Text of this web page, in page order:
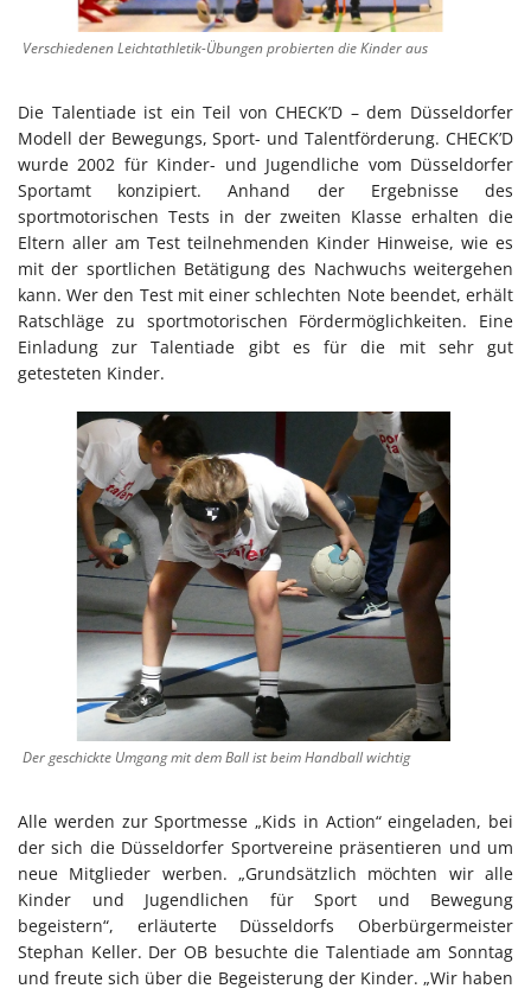
Verschiedenen Leichtathletik-Übungen probierten die Kinder aus
Die Talentiade ist ein Teil von CHECK’D – dem Düsseldorfer
Modell der Bewegungs, Sport- und Talentförderung. CHECK’D
wurde 2002 für Kinder- und Jugendliche vom Düsseldorfer
Sportamt konzipiert. Anhand der Ergebnisse des
sportmotorischen Tests in der zweiten Klasse erhalten die
Eltern aller am Test teilnehmenden Kinder Hinweise, wie es
mit der sportlichen Betätigung des Nachwuchs weitergehen
kann. Wer den Test mit einer schlechten Note beendet, erhält
Ratschläge zu sportmotorischen Fördermöglichkeiten. Eine
Einladung zur Talentiade gibt es für die mit sehr gut
getesteten Kinder.
Der geschickte Umgang mit dem Ball ist beim Handball wichtig
Alle werden zur Sportmesse „Kids in Action“ eingeladen, bei
der sich die Düsseldorfer Sportvereine präsentieren und um
neue Mitglieder werben. „Grundsätzlich möchten wir alle
Kinder und Jugendlichen für Sport und Bewegung
begeistern“, erläuterte Düsseldorfs Oberbürgermeister
Stephan Keller. Der OB besuchte die Talentiade am Sonntag
und freute sich über die Begeisterung der Kinder. „Wir haben